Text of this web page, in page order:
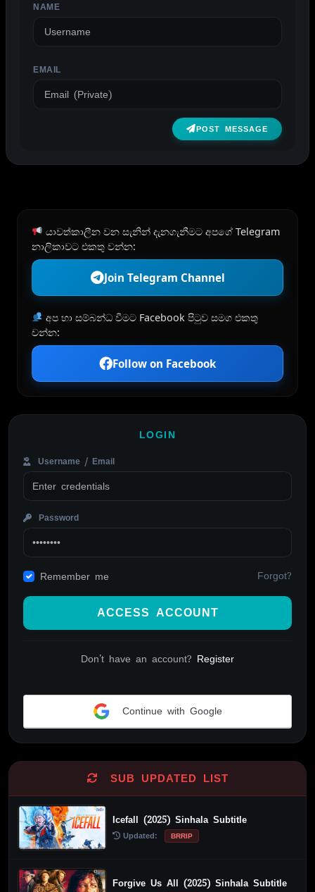
NAME
EMAIL
POST MESSAGE
යාවත්කාලීන වන සැනින් දැනගැනීමට අපගේ Telegram
නාලිකාවට එකතු වන්න:
Join Telegram Channel
අප හා සම්බන්ධ වීමට Facebook පිටුව සමග එකතු
වන්න:
Follow on Facebook
LOGIN
Username / Email
Password
Remember me Forgot?
ACCESS ACCOUNT
Don't have an account? Register
Continue with Google
SUB UPDATED LIST
Icefall (2025) Sinhala Subtitle
Updated: BRRIP
Forgive Us All (2025) Sinhala Subtitle